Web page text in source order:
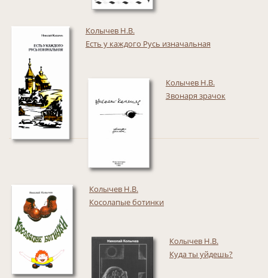
Колычев Н.В.
Есть у каждого Русь изначальная
Колычев Н.В.
Звонаря зрачок
Колычев Н.В.
Косолапые ботинки
Колычев Н.В.
Куда ты уйдешь?